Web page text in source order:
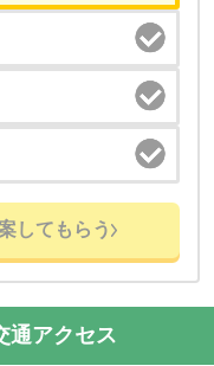
してもらう
通アクセス